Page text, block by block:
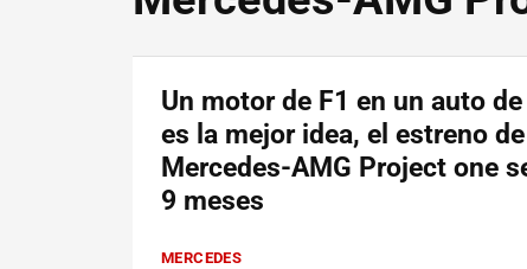
Un motor de F1 en un auto
es la mejor idea, el estreno de
Mercedes-AMG Project one
9 meses
MERCEDES